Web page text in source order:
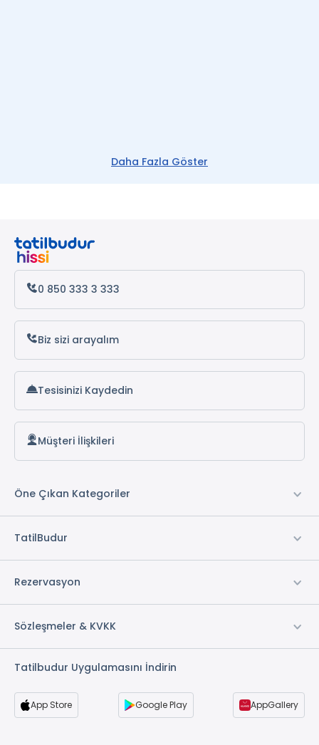
Daha Fazla Göster
0 850 333 3 333
Biz sizi arayalım
Tesisinizi Kaydedin
Müşteri İlişkileri
Öne Çıkan Kategoriler
TatilBudur
Rezervasyon
Sözleşmeler & KVKK
Tatilbudur Uygulamasını İndirin
App Store Google Play AppGallery